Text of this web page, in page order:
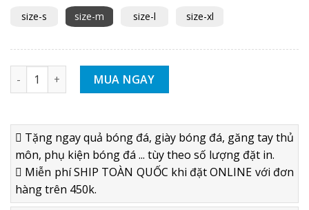
size-s
size-m size-l size-xl
Áo bóng đá không logo DEEP 2020 xanh bích - Thun lạnh
MUA NGAY
Tặng ngay quả bóng đá, giày bóng đá, găng tay thủ
môn, phụ kiện bóng đá ... tùy theo số lượng đặt in.
Miễn phí SHIP TOÀN QUỐC khi đặt ONLINE với đơn
hàng trên 450k.